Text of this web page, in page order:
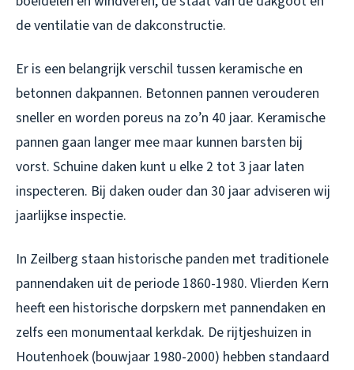
de ventilatie van de dakconstructie.
Er is een belangrijk verschil tussen keramische en
betonnen dakpannen. Betonnen pannen verouderen
sneller en worden poreus na zo’n 40 jaar. Keramische
pannen gaan langer mee maar kunnen barsten bij
vorst. Schuine daken kunt u elke 2 tot 3 jaar laten
inspecteren. Bij daken ouder dan 30 jaar adviseren wij
jaarlijkse inspectie.
In Zeilberg staan historische panden met traditionele
pannendaken uit de periode 1860-1980. Vlierden Kern
heeft een historische dorpskern met pannendaken en
zelfs een monumentaal kerkdak. De rijtjeshuizen in
Houtenhoek (bouwjaar 1980-2000) hebben standaard